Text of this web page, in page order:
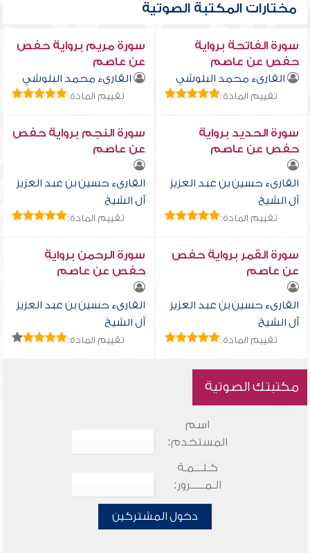
مختارات المكتبة الصوتية
سورة الفاتحة برواية
حفص عن عاصم
القارىء محمد البلوشي
تقييم المادة:
سورة مريم برواية حفص
عن عاصم
القارىء محمد البلوشي
تقييم المادة:
سورة الحديد برواية
حفص عن عاصم
القارىء حسين بن عبد العزيز
آل الشيخ
تقييم المادة:
سورة النجم برواية حفص
عن عاصم
القارىء حسين بن عبد العزيز
آل الشيخ
تقييم المادة:
سورة القمر برواية حفص
عن عاصم
القارىء حسين بن عبد العزيز
آل الشيخ
تقييم المادة:
سورة الرحمن برواية
حفص عن عاصم
القارىء حسين بن عبد العزيز
آل الشيخ
تقييم المادة:
مكتبتك الصوتية
اسم
المستخدم:
كـلـــمـة
الـمـــــرور:
دخول المشتركين